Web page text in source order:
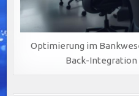
Optimierung im
Back-